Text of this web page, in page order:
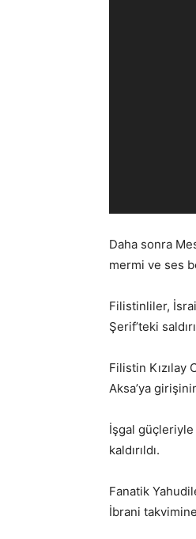
Daha sonra
mermi ve ses
Filistinliler,
Şerif’teki
Filistin Kızılay
Aksa’ya
İşgal güçleriyle
kaldırıldı.
Fanatik
İbrani